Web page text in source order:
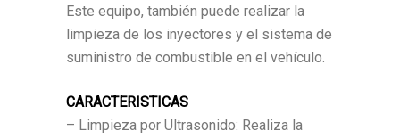
Este equipo, también puede realizar la
limpieza de los inyectores y el sistema de
suministro de combustible en el vehículo.
CARACTERISTICAS
– Limpieza por Ultrasonido: Realiza la